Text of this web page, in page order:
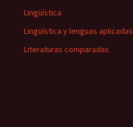
Lingüística
Lingüística y lenguas aplicadas
Literaturas comparadas